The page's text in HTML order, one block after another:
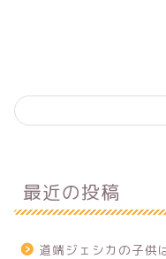
最近の投稿
道端ジェシカの子供